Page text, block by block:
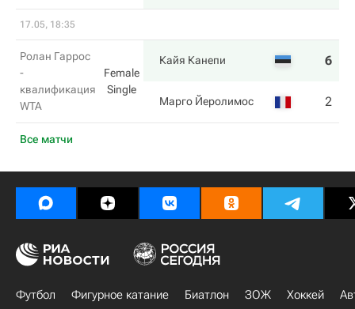
Все матчи
17.05, 18:35
Ролан Гаррос
-
квалификация
WTA
Female
Single
Кайя Канепи 6
Марго Йеролимос 2
Футбол Фигурное катание Биатлон ЗОЖ Хоккей